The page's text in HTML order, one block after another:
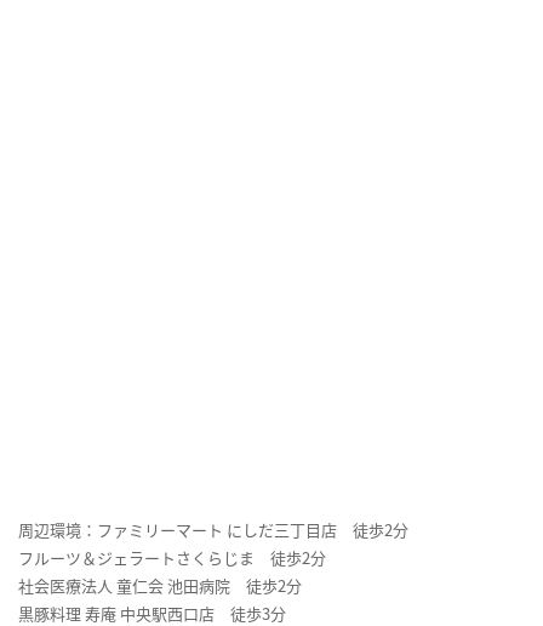
周辺環境：ファミリーマート にしだ三丁目店 徒歩2分
フルーツ＆ジェラートさくらじま 徒歩2分
社会医療法人 童仁会 池田病院 徒歩2分
黒豚料理 寿庵 中央駅西口店 徒歩3分